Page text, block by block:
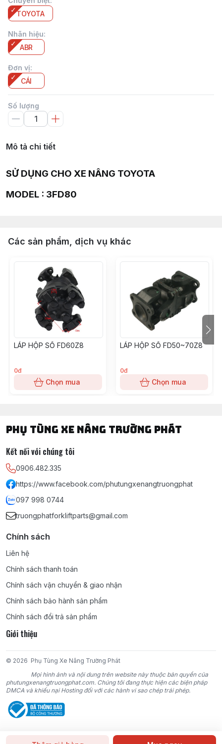
TOYOTA
Nhãn hiệu:
ABR
Đơn vị:
CÁI
Số lượng
Mô tả chi tiết
SỬ DỤNG CHO XE NÂNG TOYOTA
MODEL : 3FD80
Các sản phẩm, dịch vụ khác
LÁP HỘP SỐ FD60Z8
0đ
Chọn mua
LÁP HỘP SỐ FD50~70Z8
0đ
Chọn mua
PHỤ TÙNG XE NÂNG TRƯỜNG PHÁT
Kết nối với chúng tôi
0906.482.335
https://www.facebook.com/phutungxenangtruongphat
097 998 0744
truongphatforkliftparts@gmail.com
Chính sách
Liên hệ
Chính sách thanh toán
Chính sách vận chuyển & giao nhận
Chính sách bảo hành sản phẩm
Chính sách đổi trả sản phẩm
Giới thiệu
© 2026 Phụ Tùng Xe Nâng Trường Phát
Mọi hình ảnh và nội dung trên website này thuộc bản quyền của
phutungxenangtruongphat.com. Chúng tôi đang thực hiện các biện pháp
DMCA và khiếu nại Hosting đối với các hành vi sao chép trái phép.